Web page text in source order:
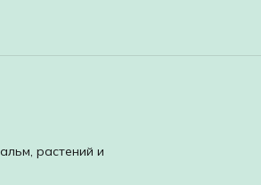
растений и